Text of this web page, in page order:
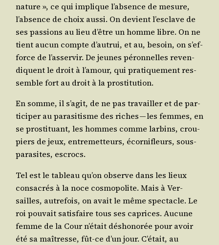
nature », ce qui implique l’ab­sence de mesure,
l’ab­sence de choix aus­si. On devient l’es­clave de
ses pas­sions au lieu d’être un homme libre. On ne
tient aucun compte d’au­trui, et au, besoin, on s’ef­
force de l’as­ser­vir. De jeunes péron­nelles reven­
diquent le droit à l’a­mour, qui pra­ti­que­ment res­
semble fort au droit à la prostitution.
En somme, il s’a­git, de ne pas tra­vailler et de par­
ti­ci­per au para­si­tisme des riches — les femmes, en
se pros­ti­tuant, les hommes comme lar­bins, crou­
piers de jeux, entre­met­teurs, écor­ni­fleurs, sous-
para­sites, escrocs.
Tel est le tableau qu’on observe dans les lieux
consa­crés à la noce cos­mo­po­lite. Mais à Ver­
sailles, autre­fois, on avait le même spec­tacle. Le
roi pou­vait satis­faire tous ses caprices. Aucune
femme de la Cour n’é­tait désho­no­rée pour avoir
été sa maî­tresse, fût-ce d’un jour. C’é­tait, au